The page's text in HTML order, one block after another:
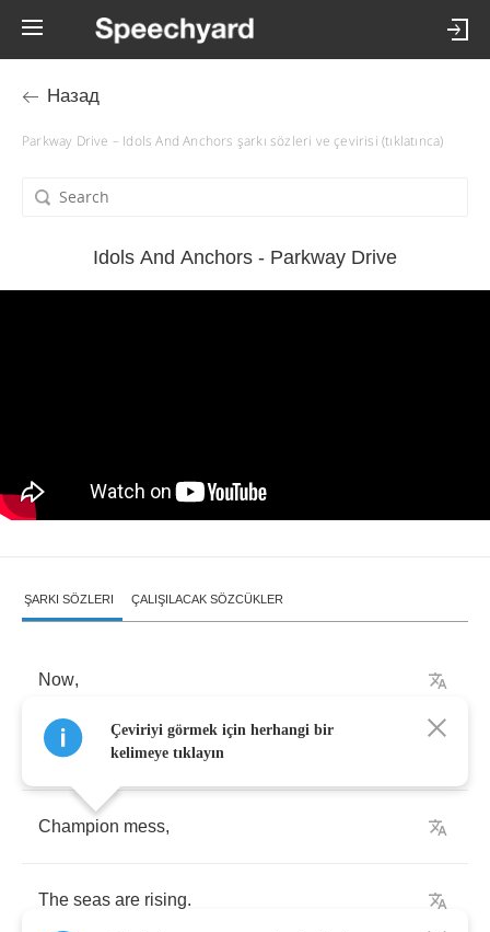
Назад
Parkway Drive – Idols And Anchors şarkı sözleri ve çevirisi (tıklatınca)
Idols And Anchors - Parkway Drive
ŞARKI SÖZLERI ÇALIŞILACAK SÖZCÜKLER
Now,
You're heroes have fallen
Champion mess,
The seas are rising.
Çeviriyi görmek için herhangi bir
kelimeye tıklayın